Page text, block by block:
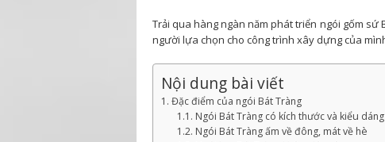
Trải qua hàng ngàn năm phát triển ngói gốm
người lựa chọn cho công trình xây dựng của
Nội dung bài viết
1. Đặc điểm của ngói Bát Tràng
1.1. Ngói Bát Tràng có kích thước và kiểu
1.2. Ngói Bát Tràng ấm về đông, mát về hè